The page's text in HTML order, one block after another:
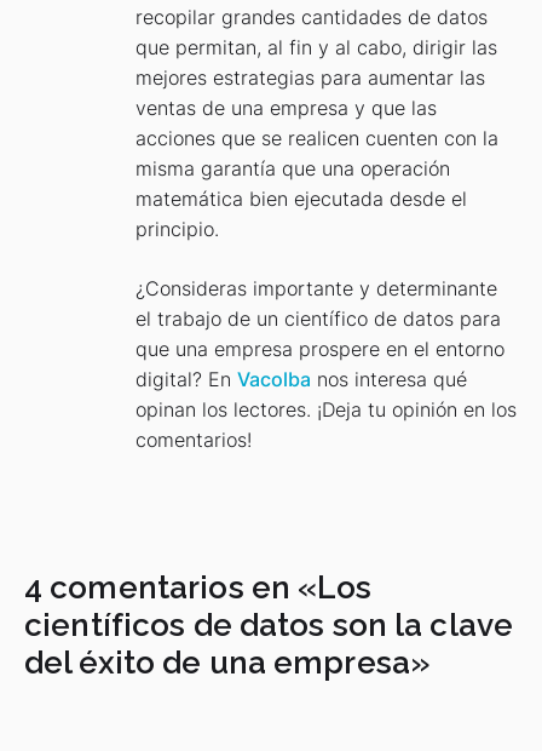
recopilar grandes cantidades de datos
que permitan, al fin y al cabo, dirigir las
mejores estrategias para aumentar las
ventas de una empresa y que las
acciones que se realicen cuenten con la
misma garantía que una operación
matemática bien ejecutada desde el
principio.
¿Consideras importante y determinante
el trabajo de un científico de datos para
que una empresa prospere en el entorno
digital? En Vacolba nos interesa qué
opinan los lectores. ¡Deja tu opinión en los
comentarios!
4 comentarios en «Los
científicos de datos son la clave
del éxito de una empresa»